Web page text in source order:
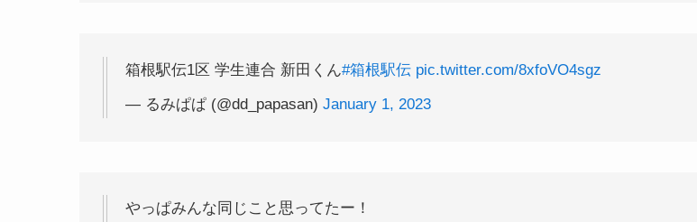
箱根駅伝1区 学生連合 新田くん#箱根駅伝 pic.twitter.com/8xfoVO4sgz
— るみぱぱ (@dd_papasan) January 1, 2023
やっぱみんな同じこと思ってたー！